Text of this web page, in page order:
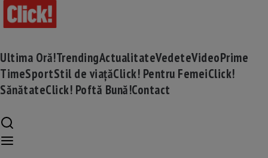
Ultima Oră!TrendingActualitateVedeteVideoPrime
TimeSportStil de viațăClick! Pentru FemeiClick!
SănătateClick! Poftă Bună!Contact